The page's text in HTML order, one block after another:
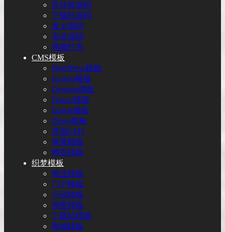
区块链源码
下载站源码
发卡源码
安卓源码
视频打赏
CMS模板
WordPress模板
Ecshop模板
Destoon模板
Discuz模板
Emlog模板
Zblog模板
帝国CMS
苹果模板
网页模板
织梦模板
商业模板
门户模板
小说模板
淘客模板
下载站模板
商城模板